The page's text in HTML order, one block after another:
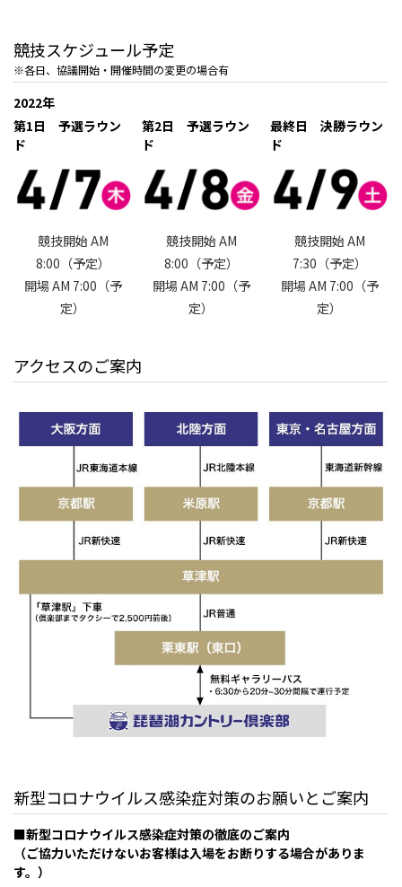
競技スケジュール予定
※各日、協議開始・開催時間の変更の場合有
2022年
第1日 予選ラウン
ド
競技開始 AM
8:00（予定）
開場 AM 7:00（予
定）
第2日 予選ラウン
ド
競技開始 AM
8:00（予定）
開場 AM 7:00（予
定）
最終日 決勝ラウン
ド
競技開始 AM
7:30（予定）
開場 AM 7:00（予
定）
アクセスのご案内
新型コロナウイルス感染症対策のお願いとご案内
■新型コロナウイルス感染症対策の徹底のご案内
（ご協力いただけないお客様は入場をお断りする場合がありま
す。）